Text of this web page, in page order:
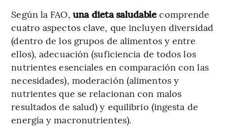
Según la FAO, una dieta saludable comprende
cuatro aspectos clave, que incluyen diversidad
(dentro de los grupos de alimentos y entre
ellos), adecuación (suficiencia de todos los
nutrientes esenciales en comparación con las
necesidades), moderación (alimentos y
nutrientes que se relacionan con malos
resultados de salud) y equilibrio (ingesta de
energía y macronutrientes).